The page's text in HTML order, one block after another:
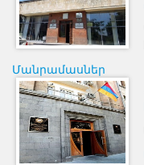
Մանրամասներ